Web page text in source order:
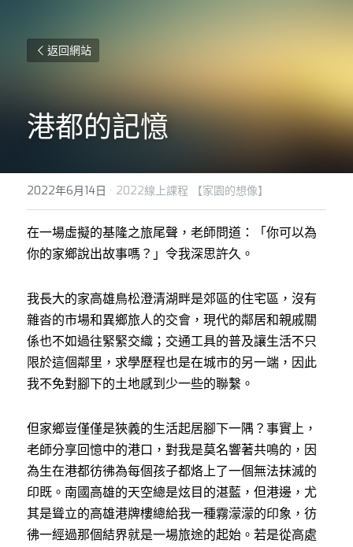
返回網站
港都的記憶
2022年6月14日 · 2022線上課程 【家園的想像】
在一場虛擬的基隆之旅尾聲，老師問道：「你可以為
你的家鄉說出故事嗎？」令我深思許久。
我長大的家高雄鳥松澄清湖畔是郊區的住宅區，沒有
雜沓的市場和異鄉旅人的交會，現代的鄰居和親戚關
係也不如過往緊緊交織；交通工具的普及讓生活不只
限於這個鄰里，求學歷程也是在城市的另一端，因此
我不免對腳下的土地感到少一些的聯繫。
但家鄉豈僅僅是狹義的生活起居腳下一隅？事實上，
老師分享回憶中的港口，對我是莫名響著共鳴的，因
為生在港都彷彿為每個孩子都烙上了一個無法抹滅的
印既。南國高雄的天空總是炫目的湛藍，但港邊，尤
其是聳立的高雄港牌樓總給我一種霧濛濛的印象，彷
彿一經過那個結界就是一場旅途的起始。若是從高處